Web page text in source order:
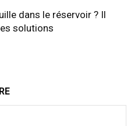
dans le réservoir ? Il
solutions